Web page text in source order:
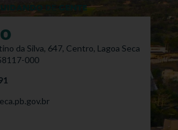
da Silva, 647, Centro, Lagoa Seca
000